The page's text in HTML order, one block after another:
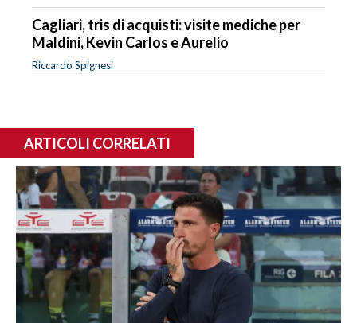
Cagliari, tris di acquisti: visite mediche per
Maldini, Kevin Carlos e Aurelio
Riccardo Spignesi
ARTICOLI CORRELATI